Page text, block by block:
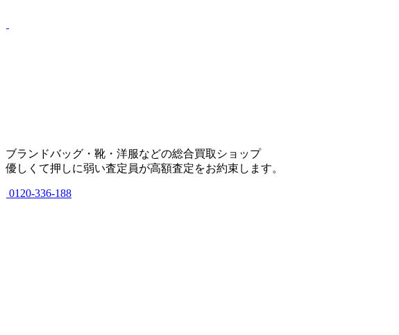
ブランドバッグ・靴・洋服などの総合買取ショップ
優しくて押しに弱い査定員が高額査定をお約束します。
0120-336-188